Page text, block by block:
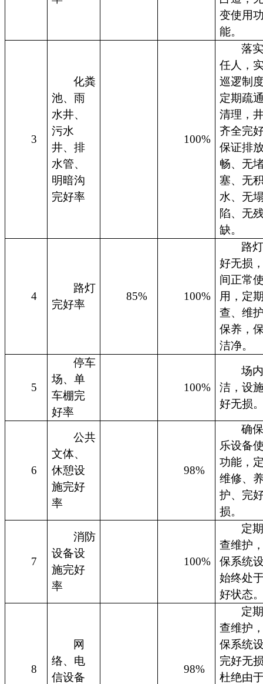
变使用
能。
3
化粪
池、雨
水井、
污水
井、排
水管、
明暗沟
完好率
100%
落
任人，
巡逻制
定期疏
清理，
齐全完
保证排
畅、无
塞、无
水、无
陷、无
缺。
4
路灯
完好率
85% 100%
路
好无损
间正常
用，定
查、维
保养，
洁净。
5
停车
场、单
车棚完
好率
100%
场
洁，设
好无损
6
公共
文体、
休憩设
施完好
率
98%
确
乐设备
功能，
维修、
护、完
损。
7
消防
设备设
施完好
率
100%
定
查维护
保系统
始终处
好状态
8
网
络、电
信设备
98%
定
查维护
保系统
完好无
杜绝由